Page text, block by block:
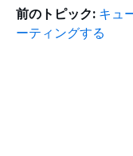
前のトピック: キュ
ーティングする